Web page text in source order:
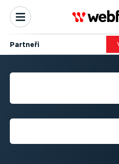
Partneři
STAŇTE SE